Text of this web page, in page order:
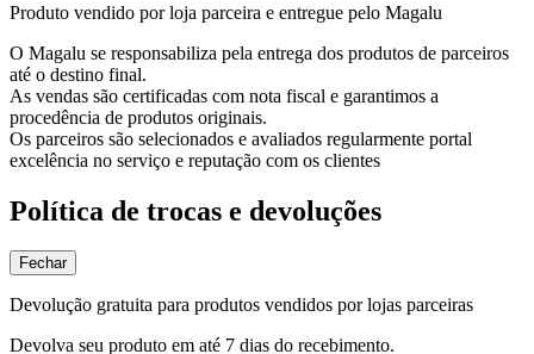
Produto vendido por loja parceira e entregue pelo Magalu
O Magalu se responsabiliza pela entrega dos produtos de parceiros
até o destino final.
As vendas são certificadas com nota fiscal e garantimos a
procedência de produtos originais.
Os parceiros são selecionados e avaliados regularmente portal
excelência no serviço e reputação com os clientes
Política de trocas e devoluções
Fechar
Devolução gratuita para produtos vendidos por lojas parceiras
Devolva seu produto em até 7 dias do recebimento.